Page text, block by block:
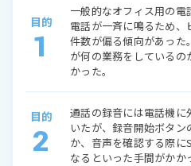
目的
1
一般的なオフィス用の
電話が一斉に鳴るため
件数が偏る傾向があった
が何の業務をしている
かった。
目的
2
通話の録音には電話機に
いたが、録音開始ボタ
か、音声を確認する際
なるといった手間がかか